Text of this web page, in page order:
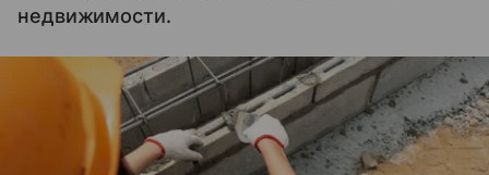
недвижимости.